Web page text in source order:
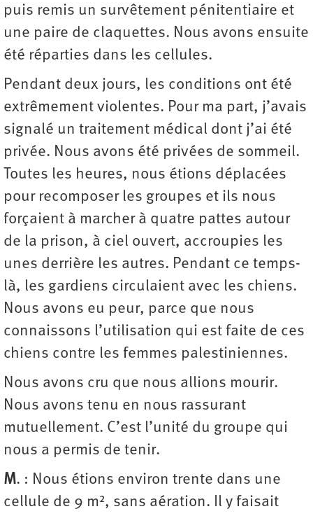
puis remis un survêtement pénitentiaire et
une paire de claquettes. Nous avons ensuite
été réparties dans les cellules.
Pendant deux jours, les conditions ont été
extrêmement violentes. Pour ma part, j’avais
signalé un traitement médical dont j’ai été
privée. Nous avons été privées de sommeil.
Toutes les heures, nous étions déplacées
pour recomposer les groupes et ils nous
forçaient à marcher à quatre pattes autour
de la prison, à ciel ouvert, accroupies les
unes derrière les autres. Pendant ce temps-
là, les gardiens circulaient avec les chiens.
Nous avons eu peur, parce que nous
connaissons l’utilisation qui est faite de ces
chiens contre les femmes palestiniennes.
Nous avons cru que nous allions mourir.
Nous avons tenu en nous rassurant
mutuellement. C’est l’unité du groupe qui
nous a permis de tenir.
M. : Nous étions environ trente dans une
cellule de 9 m², sans aération. Il y faisait